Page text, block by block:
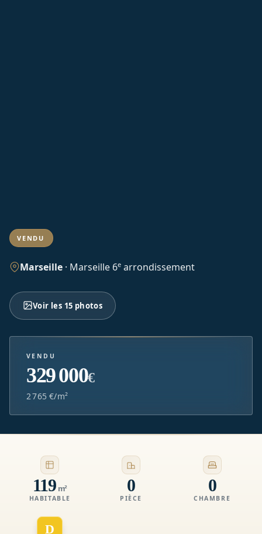
VENDU
Marseille · Marseille 6e arrondissement
Voir les 15 photos
VENDU
329 000€
2 765 €/m²
119 m²
HABITABLE
0
PIÈCE
0
CHAMBRE
D